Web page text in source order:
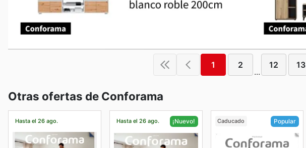
1 2
...
12 13
Otras ofertas de Conforama
Hasta el 26 ago. Hasta el 26 ago. ¡Nuevo! Caducado Popular